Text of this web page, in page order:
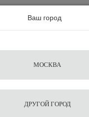
Ваш город
МОСКВА
ДРУГОЙ ГОРОД